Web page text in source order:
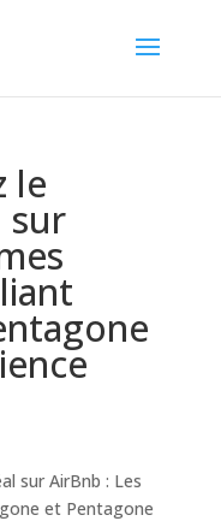
le
sur
sur AirBnb : Les
et Pentagone